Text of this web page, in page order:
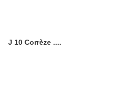
J 10 Corrèze ....